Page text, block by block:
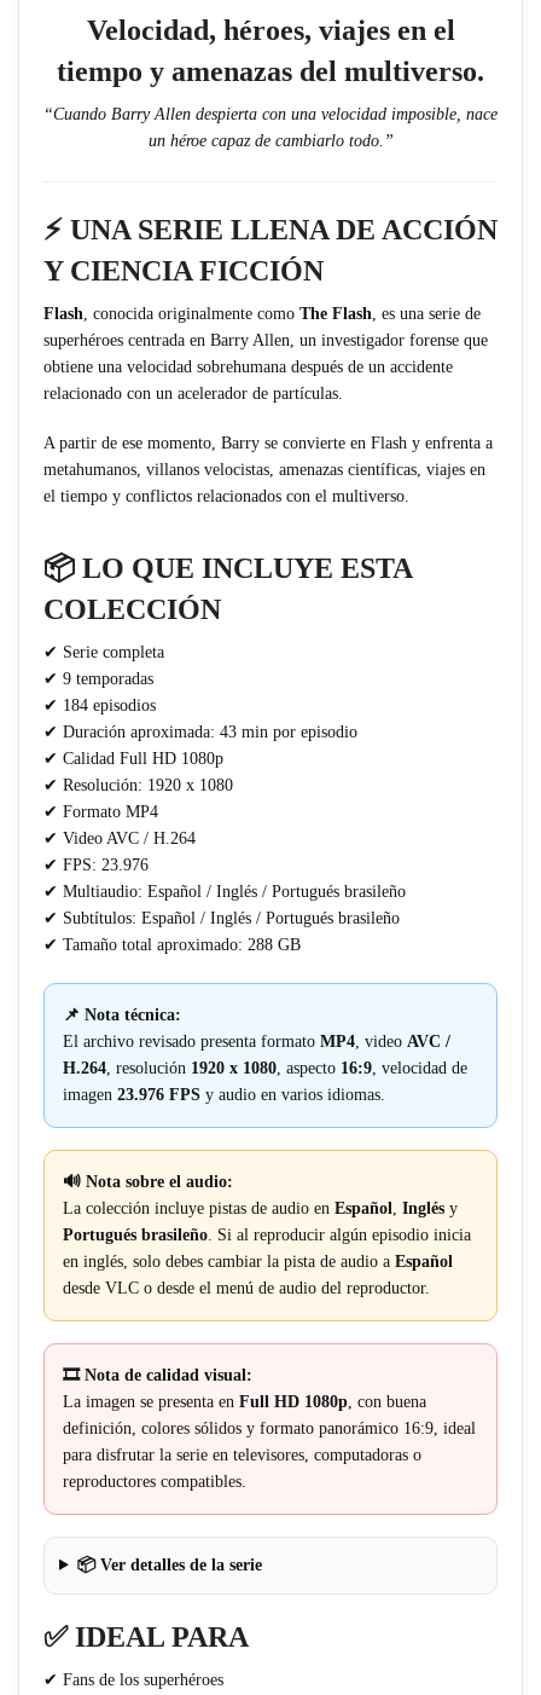
Velocidad, héroes, viajes en el
tiempo y amenazas del multiverso.
“Cuando Barry Allen despierta con una velocidad imposible, nace
un héroe capaz de cambiarlo todo.”
⚡ UNA SERIE LLENA DE ACCIÓN
Y CIENCIA FICCIÓN
Flash , conocida originalmente como The Flash , es una serie de
superhéroes centrada en Barry Allen, un investigador forense que
obtiene una velocidad sobrehumana después de un accidente
relacionado con un acelerador de partículas.
A partir de ese momento, Barry se convierte en Flash y enfrenta a
metahumanos, villanos velocistas, amenazas científicas, viajes en
el tiempo y conflictos relacionados con el multiverso.
📦 LO QUE INCLUYE ESTA
COLECCIÓN
✔ Serie completa
✔ 9 temporadas
✔ 184 episodios
✔ Duración aproximada: 43 min por episodio
✔ Calidad Full HD 1080p
✔ Resolución: 1920 x 1080
✔ Formato MP4
✔ Video AVC / H.264
✔ FPS: 23.976
✔ Multiaudio: Español / Inglés / Portugués brasileño
✔ Subtítulos: Español / Inglés / Portugués brasileño
✔ Tamaño total aproximado: 288 GB
📌 Nota técnica:
El archivo revisado presenta formato MP4 , video AVC /
H.264 , resolución 1920 x 1080 , aspecto 16:9 , velocidad de
imagen 23.976 FPS y audio en varios idiomas.
🔊 Nota sobre el audio:
La colección incluye pistas de audio en Español Inglés y
Portugués brasileño . Si al reproducir algún episodio inicia
en inglés, solo debes cambiar la pista de audio a Español
desde VLC o desde el menú de audio del reproductor.
🎞️ Nota de calidad visual:
La imagen se presenta en Full HD 1080p , con buena
definición, colores sólidos y formato panorámico 16:9, ideal
para disfrutar la serie en televisores, computadoras o
reproductores compatibles.
📦 Ver detalles de la serie
✅ IDEAL PARA
✔ Fans de los superhéroes